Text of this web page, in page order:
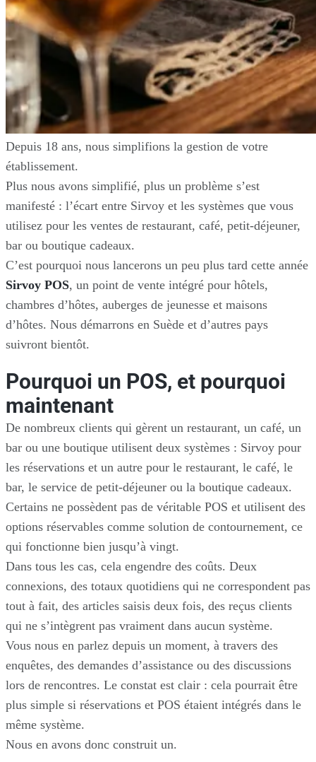
Depuis 18 ans, nous simplifions la gestion de votre
établissement.
Plus nous avons simplifié, plus un problème s’est
manifesté : l’écart entre Sirvoy et les systèmes que vous
utilisez pour les ventes de restaurant, café, petit-déjeuner,
bar ou boutique cadeaux.
C’est pourquoi nous lancerons un peu plus tard cette année
Sirvoy POS, un point de vente intégré pour hôtels,
chambres d’hôtes, auberges de jeunesse et maisons
d’hôtes. Nous démarrons en Suède et d’autres pays
suivront bientôt.
Pourquoi un POS, et pourquoi
maintenant
De nombreux clients qui gèrent un restaurant, un café, un
bar ou une boutique utilisent deux systèmes : Sirvoy pour
les réservations et un autre pour le restaurant, le café, le
bar, le service de petit-déjeuner ou la boutique cadeaux.
Certains ne possèdent pas de véritable POS et utilisent des
options réservables comme solution de contournement, ce
qui fonctionne bien jusqu’à vingt.
Dans tous les cas, cela engendre des coûts. Deux
connexions, des totaux quotidiens qui ne correspondent pas
tout à fait, des articles saisis deux fois, des reçus clients
qui ne s’intègrent pas vraiment dans aucun système.
Vous nous en parlez depuis un moment, à travers des
enquêtes, des demandes d’assistance ou des discussions
lors de rencontres. Le constat est clair : cela pourrait être
plus simple si réservations et POS étaient intégrés dans le
même système.
Nous en avons donc construit un.